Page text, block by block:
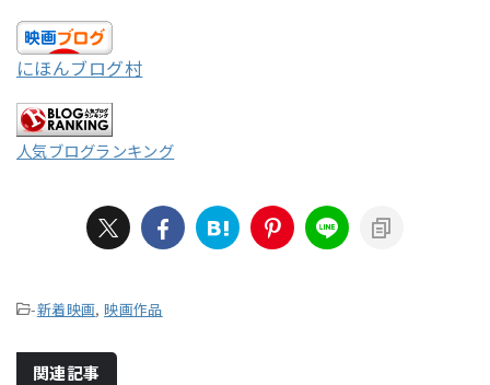
にほんブログ村
人気ブログランキング
-新着映画, 映画作品
関連記事